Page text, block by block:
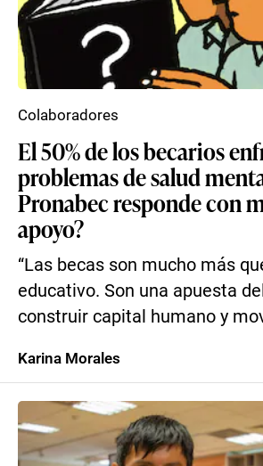
El 50% de los becarios
problemas de salud
Pronabec responde con
apoyo?
“Las becas son mucho más
educativo. Son una apuesta
construir capital humano y
Colaboradores
Karina Morales